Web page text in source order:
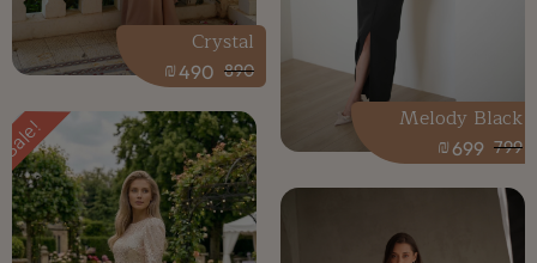
799
699
₪
Melody Black
890
490
₪
Crystal